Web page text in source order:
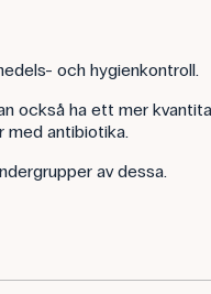
och hygienkontroll.
också ha ett mer
med antibiotika.
av dessa.